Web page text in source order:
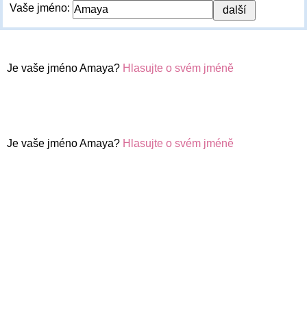
Vaše jméno:
Je vaše jméno Amaya? Hlasujte o svém jméně
Je vaše jméno Amaya? Hlasujte o svém jméně